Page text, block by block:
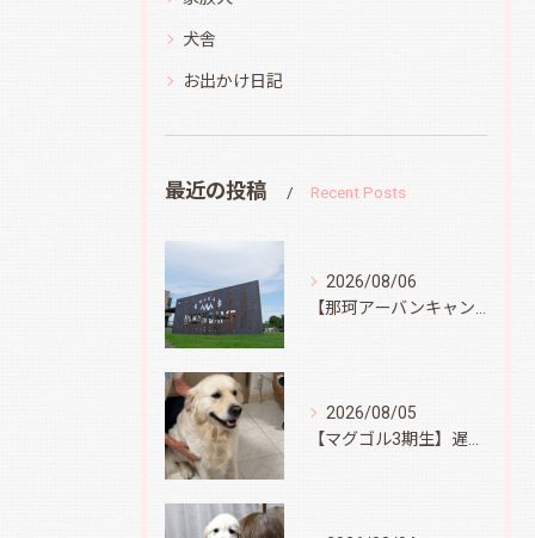
犬舎
お出かけ日記
最近の投稿 Recent Posts
2026/08/06
2026/08/05